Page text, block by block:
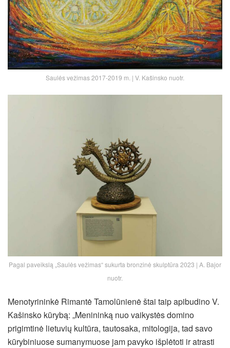
Saulės vežimas 2017-2019 m. | V. Kašinsko nuotr.
Pagal paveikslą „Saulės vežimas“ sukurta bronzinė skulptūra 2023 | A. Bajor
nuotr.
Menotyrininkė Rimantė Tamolūnienė štai taip apibudino V.
Kašinsko kūrybą: „Menininką nuo vaikystės domino
prigimtinė lietuvių kultūra, tautosaka, mitologija, tad savo
kūrybiniuose sumanymuose jam pavyko išplėtoti ir atrasti